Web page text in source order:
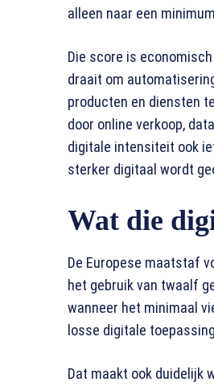
alleen naar een
Die score is
draait om
producten en diensten
door online verkoop,
digitale intensiteit ook
sterker digitaal wordt
Wat die
De Europese maatstaf
het gebruik van twaalf
wanneer het minimaal
losse digitale
Dat maakt ook duidelijk